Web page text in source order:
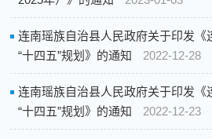
连南瑶族自治县人民政府关于印发《
“十四五”规划》的通知
2022-12-28
连南瑶族自治县人民政府关于印发《
“十四五”规划》的通知
2022-12-23